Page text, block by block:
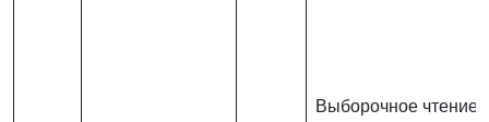
Выборочное чтение.